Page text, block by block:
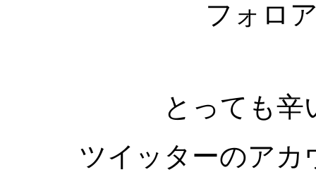
フォロ
とっても辛
ツイッターのアカ